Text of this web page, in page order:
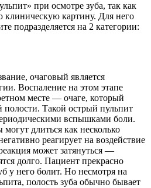
при осмотре зуба, так как
клиническую картину. Для него
подразделяется на 2 категории:
очаговый является
Воспаление на этом этапе
месте — очаге, который
полости. Такой острый пульпит
вспышками боли.
длиться как несколько
реагирует на воздействие
может затянуться —
долго. Пациент прекрасно
у него болит. Но несмотря на
полость зуба обычно бывает